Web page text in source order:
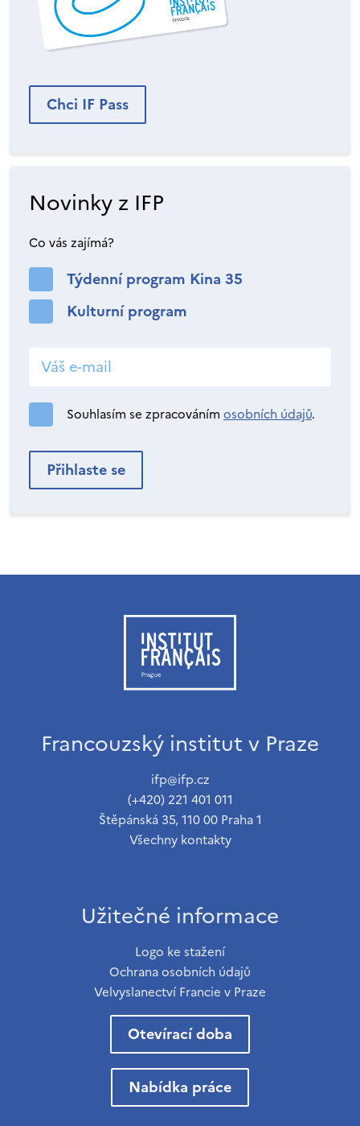
Chci IF Pass
Novinky z IFP
Co vás zajímá?
Týdenní program Kina 35
Kulturní program
Souhlasím se zpracováním osobních údajů.
Francouzský institut v Praze
ifp@ifp.cz
(+420) 221 401 011
Štěpánská 35, 110 00 Praha 1
Všechny kontakty
Užitečné informace
Logo ke stažení
Ochrana osobních údajů
Velvyslanectví Francie v Praze
Otevírací doba
Nabídka práce